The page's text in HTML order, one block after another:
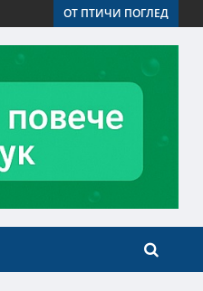
ОТ ПТИЧИ ПОГЛЕД